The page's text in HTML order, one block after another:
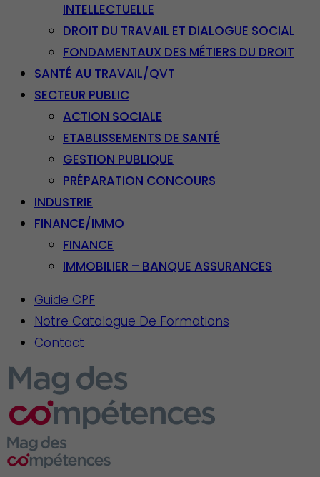
INTELLECTUELLE
DROIT DU TRAVAIL ET DIALOGUE SOCIAL
FONDAMENTAUX DES MÉTIERS DU DROIT
SANTÉ AU TRAVAIL/QVT
SECTEUR PUBLIC
ACTION SOCIALE
ETABLISSEMENTS DE SANTÉ
GESTION PUBLIQUE
PRÉPARATION CONCOURS
INDUSTRIE
FINANCE/IMMO
FINANCE
IMMOBILIER – BANQUE ASSURANCES
Guide CPF
Notre Catalogue De Formations
Contact